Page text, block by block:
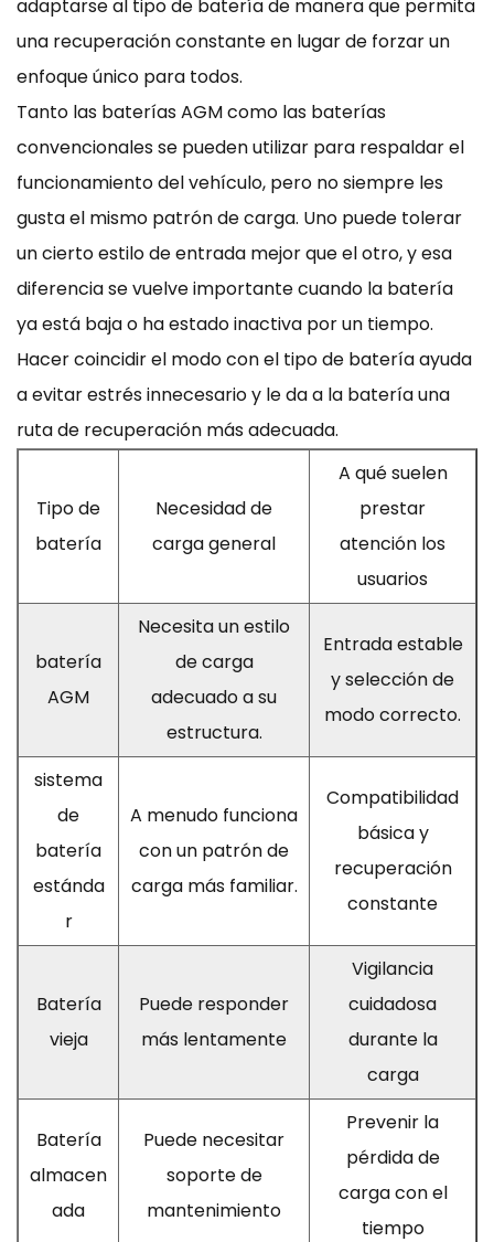
adaptarse al tipo de batería de manera que permita
una recuperación constante en lugar de forzar un
enfoque único para todos.
Tanto las baterías AGM como las baterías
convencionales se pueden utilizar para respaldar el
funcionamiento del vehículo, pero no siempre les
gusta el mismo patrón de carga. Uno puede tolerar
un cierto estilo de entrada mejor que el otro, y esa
diferencia se vuelve importante cuando la batería
ya está baja o ha estado inactiva por un tiempo.
Hacer coincidir el modo con el tipo de batería ayuda
a evitar estrés innecesario y le da a la batería una
ruta de recuperación más adecuada.
Tipo de
batería
Necesidad de
carga general
A qué suelen
prestar
atención los
usuarios
batería
AGM
Necesita un estilo
de carga
adecuado a su
estructura.
Entrada estable
y selección de
modo correcto.
sistema
de
batería
estánda
r
A menudo funciona
con un patrón de
carga más familiar.
Compatibilidad
básica y
recuperación
constante
Batería
vieja
Puede responder
más lentamente
Vigilancia
cuidadosa
durante la
carga
Batería
almacen
ada
Puede necesitar
soporte de
mantenimiento
Prevenir la
pérdida de
carga con el
tiempo